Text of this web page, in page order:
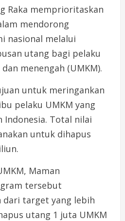
Raka memprioritaskan
mendorong
nasional melalui
utang bagi pelaku
menengah (UMKM).
untuk meringankan
pelaku UMKM yang
Total nilai
untuk dihapus
Maman
tersebut
dari target yang lebih
utang 1 juta UMKM